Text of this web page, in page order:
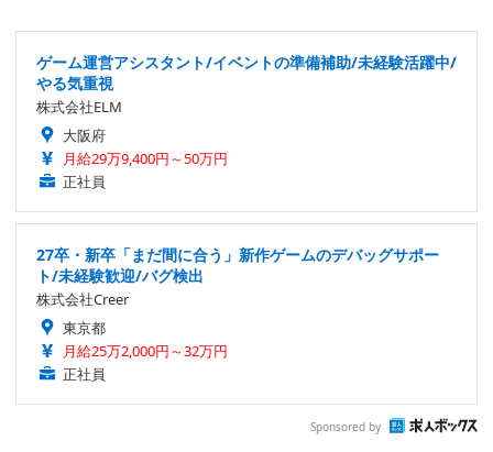
ゲーム運営アシスタント/イベントの準備補助/未経験活躍中/
やる気重視
株式会社ELM
大阪府
月給29万9,400円～50万円
正社員
27卒・新卒「まだ間に合う」新作ゲームのデバッグサポー
ト/未経験歓迎/バグ検出
株式会社Creer
東京都
月給25万2,000円～32万円
正社員
Sponsored by